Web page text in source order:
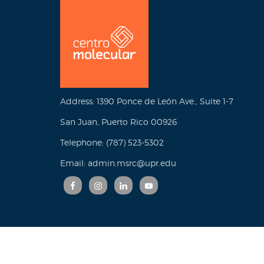
Address: 1390 Ponce de León Ave., Suite 1-7
San Juan, Puerto Rico 00926
Telephone: (787) 523-5302
Email: admin.msrc@upr.edu